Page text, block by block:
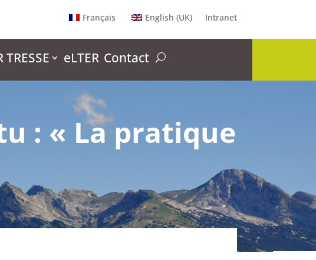
Français English (UK) Intranet
TRESSE eLTER Contact
: « La pratique